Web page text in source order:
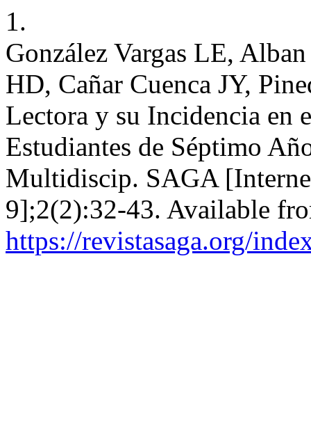
1.
González Vargas LE,
HD, Cañar Cuenca JY,
Lectora y su Incidencia en
Estudiantes de Séptimo
Multidiscip. SAGA
9];2(2):32-43. Available
https://revistasaga.org/